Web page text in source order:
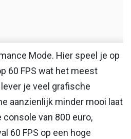
Mode. Hier speel je op
60 FPS wat het meest
je veel grafische
aanzienlijk minder mooi laat
console van 800 euro,
60 FPS op een hoge